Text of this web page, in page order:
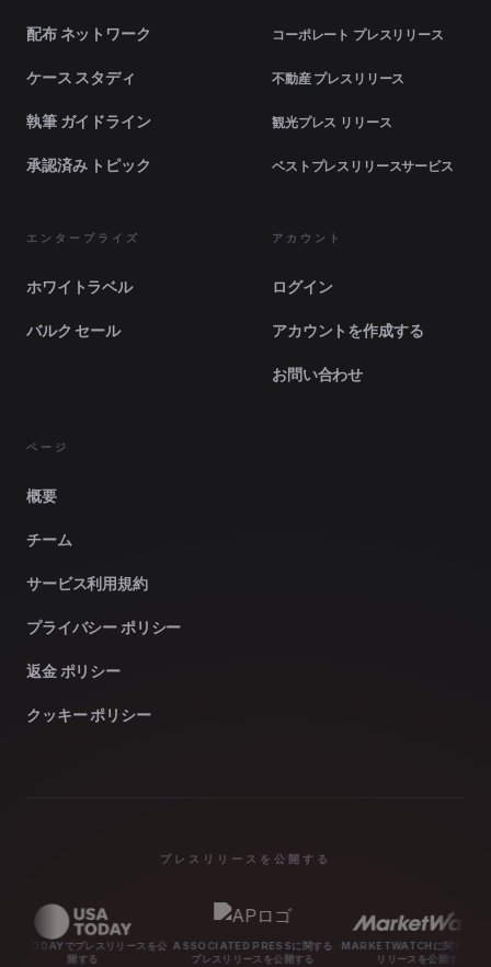
配布 ネットワーク
ケース スタディ
執筆 ガイドライン
承認済み トピック
コーポレート プレスリリース
不動産 プレスリリース
観光プレス リリース
ベストプレスリリースサービス
エンタープライズ
ホワイトラベル
バルク セール
アカウント
ログイン
アカウントを作成する
お問い合わせ
ページ
概要
チーム
サービス利用規約
プライバシー ポリシー
返金 ポリシー
クッキー ポリシー
プレスリリースを公開する
スリリースを公 ASSOCIATED PRESSに関する
プレスリリースを公開する
MARKETWATCHに関するプレス
リリースを公開する
MASHABLE